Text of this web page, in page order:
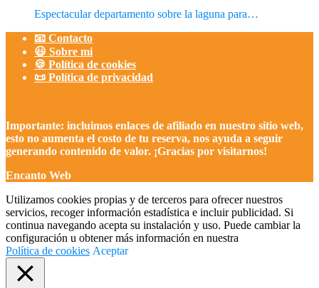
Espectacular departamento sobre la laguna para…
📧 Contacto
😃 Sobre mi
🍪 Política de cookies
📜 Política de privacidad
Importante: incluimos enlaces de afiliado en nuestro sitio web,
esto no aumenta el costo de tu reserva, nos ayuda a seguir
generando contenido de valor. ¡Gracias por visitarnos!
Encanto Web
Utilizamos cookies propias y de terceros para ofrecer nuestros
servicios, recoger información estadística e incluir publicidad. Si
continua navegando acepta su instalación y uso. Puede cambiar la
configuración u obtener más información en nuestra
Política de cookies Aceptar